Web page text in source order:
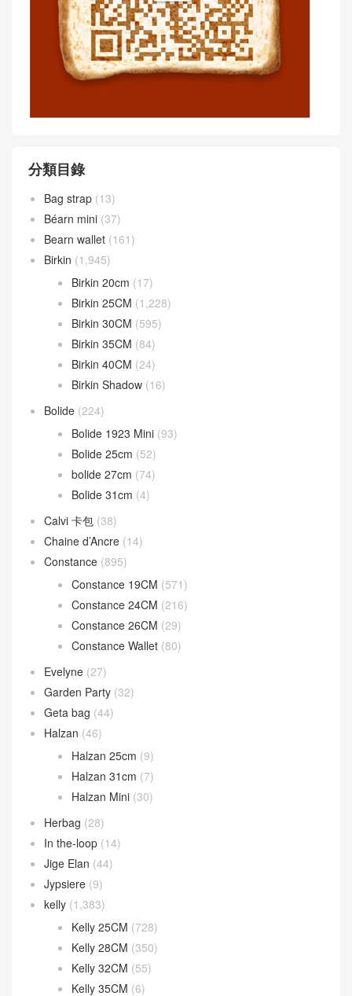
分類目錄
Bag strap (13)
Béarn mini (37)
Bearn wallet (161)
Birkin (1,945)
Birkin 20cm (17)
Birkin 25CM (1,228)
Birkin 30CM (595)
Birkin 35CM (84)
Birkin 40CM (24)
Birkin Shadow (16)
Bolide (224)
Bolide 1923 Mini (93)
Bolide 25cm (52)
bolide 27cm (74)
Bolide 31cm (4)
Calvi 卡包 (38)
Chaine d’Ancre (14)
Constance (895)
Constance 19CM (571)
Constance 24CM (216)
Constance 26CM (29)
Constance Wallet (80)
Evelyne (27)
Garden Party (32)
Geta bag (44)
Halzan (46)
Halzan 25cm (9)
Halzan 31cm (7)
Halzan Mini (30)
Herbag (28)
In the-loop (14)
Jige Elan (44)
Jypsiere (9)
kelly (1,383)
Kelly 25CM (728)
Kelly 28CM (350)
Kelly 32CM (55)
Kelly 35CM (6)